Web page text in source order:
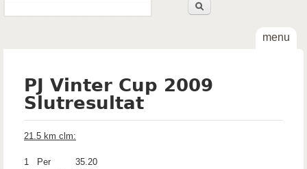
Søgefelt
menu
PJ Vinter Cup 2009
Slutresultat
21.5 km clm:
1 Per 35.20